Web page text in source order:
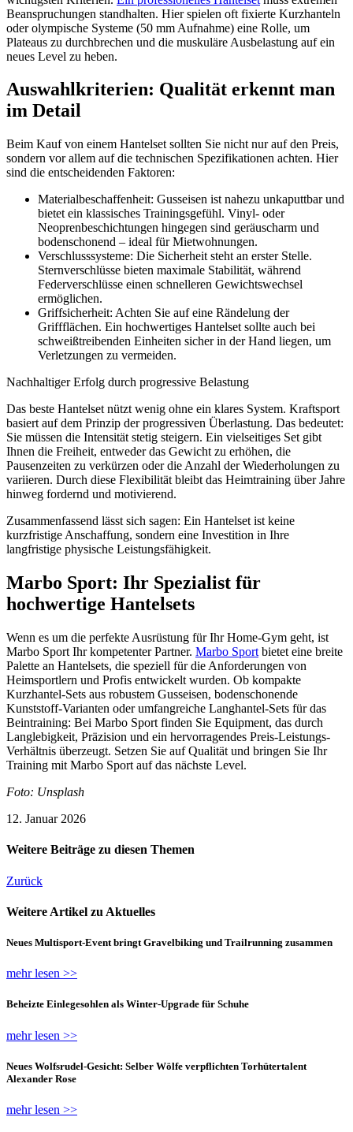
Beanspruchungen standhalten. Hier spielen oft fixierte Kurzhanteln
oder olympische Systeme (50 mm Aufnahme) eine Rolle, um
Plateaus zu durchbrechen und die muskuläre Ausbelastung auf ein
neues Level zu heben.
Auswahlkriterien: Qualität erkennt man
im Detail
Beim Kauf von einem Hantelset sollten Sie nicht nur auf den Preis,
sondern vor allem auf die technischen Spezifikationen achten. Hier
sind die entscheidenden Faktoren:
Materialbeschaffenheit: Gusseisen ist nahezu unkaputtbar und
bietet ein klassisches Trainingsgefühl. Vinyl- oder
Neoprenbeschichtungen hingegen sind geräuscharm und
bodenschonend – ideal für Mietwohnungen.
Verschlusssysteme: Die Sicherheit steht an erster Stelle.
Sternverschlüsse bieten maximale Stabilität, während
Federverschlüsse einen schnelleren Gewichtswechsel
ermöglichen.
Griffsicherheit: Achten Sie auf eine Rändelung der
Griffflächen. Ein hochwertiges Hantelset sollte auch bei
schweißtreibenden Einheiten sicher in der Hand liegen, um
Verletzungen zu vermeiden.
Nachhaltiger Erfolg durch progressive Belastung
Das beste Hantelset nützt wenig ohne ein klares System. Kraftsport
basiert auf dem Prinzip der progressiven Überlastung. Das bedeutet:
Sie müssen die Intensität stetig steigern. Ein vielseitiges Set gibt
Ihnen die Freiheit, entweder das Gewicht zu erhöhen, die
Pausenzeiten zu verkürzen oder die Anzahl der Wiederholungen zu
variieren. Durch diese Flexibilität bleibt das Heimtraining über Jahre
hinweg fordernd und motivierend.
Zusammenfassend lässt sich sagen: Ein Hantelset ist keine
kurzfristige Anschaffung, sondern eine Investition in Ihre
langfristige physische Leistungsfähigkeit.
Marbo Sport: Ihr Spezialist für
hochwertige Hantelsets
Wenn es um die perfekte Ausrüstung für Ihr Home-Gym geht, ist
Marbo Sport Ihr kompetenter Partner. Marbo Sport bietet eine breite
Palette an Hantelsets, die speziell für die Anforderungen von
Heimsportlern und Profis entwickelt wurden. Ob kompakte
Kurzhantel-Sets aus robustem Gusseisen, bodenschonende
Kunststoff-Varianten oder umfangreiche Langhantel-Sets für das
Beintraining: Bei Marbo Sport finden Sie Equipment, das durch
Langlebigkeit, Präzision und ein hervorragendes Preis-Leistungs-
Verhältnis überzeugt. Setzen Sie auf Qualität und bringen Sie Ihr
Training mit Marbo Sport auf das nächste Level.
Foto: Unsplash
12. Januar 2026
Weitere Beiträge zu diesen Themen
Zurück
Weitere Artikel zu Aktuelles
Neues Multisport-Event bringt Gravelbiking und Trailrunning zusammen
mehr lesen >>
Beheizte Einlegesohlen als Winter-Upgrade für Schuhe
mehr lesen >>
Neues Wolfsrudel-Gesicht: Selber Wölfe verpflichten Torhütertalent
Alexander Rose
mehr lesen >>